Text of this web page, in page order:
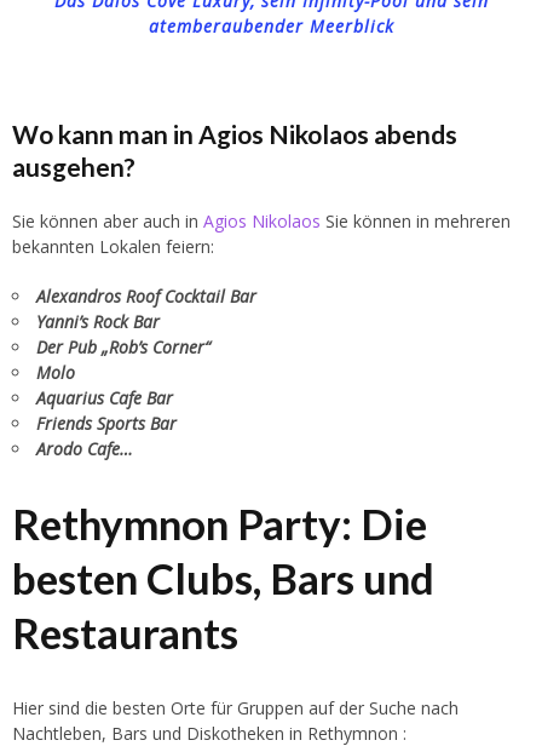
atemberaubender Meerblick
Wo kann man in Agios Nikolaos abends
ausgehen?
Sie können aber auch in Agios Nikolaos Sie können in mehreren
bekannten Lokalen feiern:
Alexandros Roof Cocktail Bar
Yanni’s Rock Bar
Der Pub „Rob’s Corner“
Molo
Aquarius Cafe Bar
Friends Sports Bar
Arodo Cafe…
Rethymnon Party: Die
besten Clubs, Bars und
Restaurants
Hier sind die besten Orte für Gruppen auf der Suche nach
Nachtleben, Bars und Diskotheken in Rethymnon :